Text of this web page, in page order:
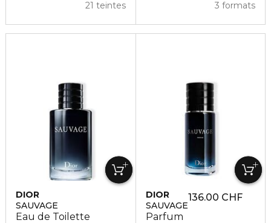
21 teintes 3 formats
DIOR
SAUVAGE
Eau de Toilette
DIOR
SAUVAGE
Parfum
136.00 CHF